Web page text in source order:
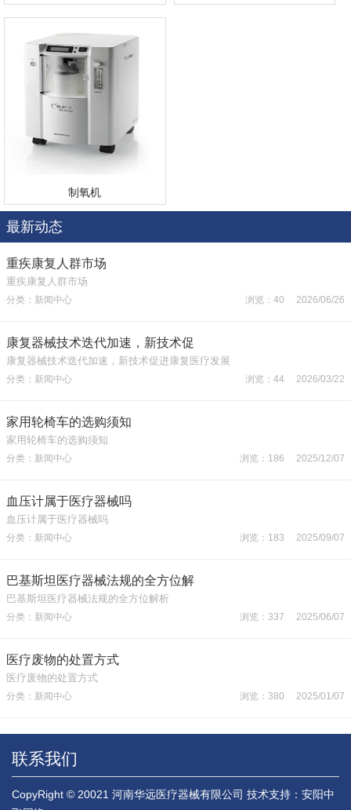
制氧机
最新动态
重疾康复人群市场
重疾康复人群市场
分类：新闻中心 浏览：40 2026/06/26
康复器械技术迭代加速，新技术促
康复器械技术迭代加速，新技术促进康复医疗发展
分类：新闻中心 浏览：44 2026/03/22
家用轮椅车的选购须知
家用轮椅车的选购须知
分类：新闻中心 浏览：186 2025/12/07
血压计属于医疗器械吗
血压计属于医疗器械吗
分类：新闻中心 浏览：183 2025/09/07
巴基斯坦医疗器械法规的全方位解
巴基斯坦医疗器械法规的全方位解析
分类：新闻中心 浏览：337 2025/06/07
医疗废物的处置方式
医疗废物的处置方式
分类：新闻中心 浏览：380 2025/01/07
联系我们
CopyRight © 20021 河南华远医疗器械有限公司 技术支持：安阳中